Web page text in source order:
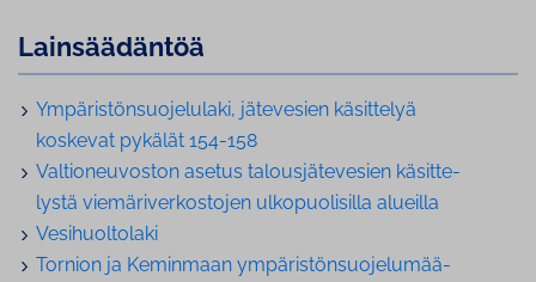
Lain­sää­dän­töä
Ym­pä­ris­tön­suo­je­lu­la­ki, jätevesien käsittelyä
koskevat pykälät 154-158
Val­tio­neu­vos­ton asetus ta­lous­jä­te­ve­sien kä­sit­te­
lys­tä vie­mä­ri­ver­kos­to­jen ul­ko­puo­li­sil­la alueilla
Ve­si­huol­to­la­ki
Tornion ja Keminmaan ym­pä­ris­tön­suo­je­lu­mää­